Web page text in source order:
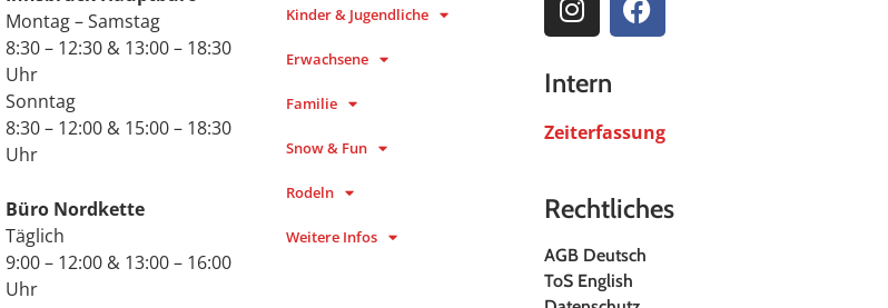
Montag – Samstag
8:30 – 12:30 & 13:00 – 18:30
Uhr
Sonntag
8:30 – 12:00 & 15:00 – 18:30
Uhr
Büro Nordkette
Täglich
9:00 – 12:00 & 13:00 – 16:00
Uhr
Kinder & Jugendliche
Erwachsene
Familie
Snow & Fun
Rodeln
Weitere Infos
Intern
Zeiterfassung
Rechtliches
AGB Deutsch
ToS English